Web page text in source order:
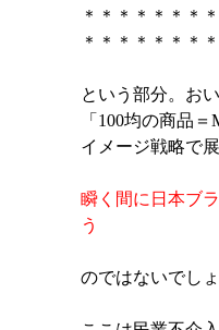
＊＊＊＊＊＊＊
＊＊＊＊＊＊＊
という部分。お
「 100均の商品＝
イメージ戦略で
瞬く間に日本ブ
う
のではないでしょ